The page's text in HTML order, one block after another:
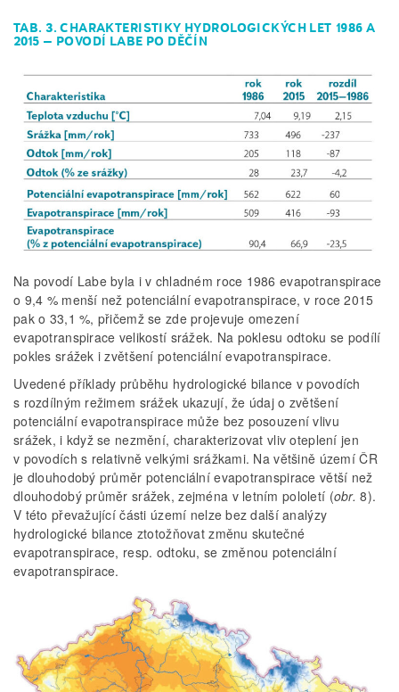
TAB. 3. CHARAKTERISTIKY HYDROLOGICKÝCH LET 1986 A
2015 – POVODÍ LABE PO DĚČÍN
Na povodí Labe byla i v chladném roce 1986 evapotranspirace
o 9,4 % menší než potenciální evapotranspirace, v roce 2015
pak o 33,1 %, přičemž se zde projevuje omezení
evapotranspirace velikostí srážek. Na poklesu odtoku se podílí
pokles srážek i zvětšení potenciální evapotranspirace.
Uvedené příklady průběhu hydrologické bilance v povodích
s rozdílným režimem srážek ukazují, že údaj o zvětšení
potenciální evapotranspirace může bez posouzení vlivu
srážek, i když se nezmění, charakterizovat vliv oteplení jen
v povodích s relativně velkými srážkami. Na většině území ČR
je dlouhodobý průměr potenciální evapotranspirace větší než
dlouhodobý průměr srážek, zejména v letním pololetí (obr. 8).
V této převažující části území nelze bez další analýzy
hydrologické bilance ztotožňovat změnu skutečné
evapotranspirace, resp. odtoku, se změnou potenciální
evapotranspirace.